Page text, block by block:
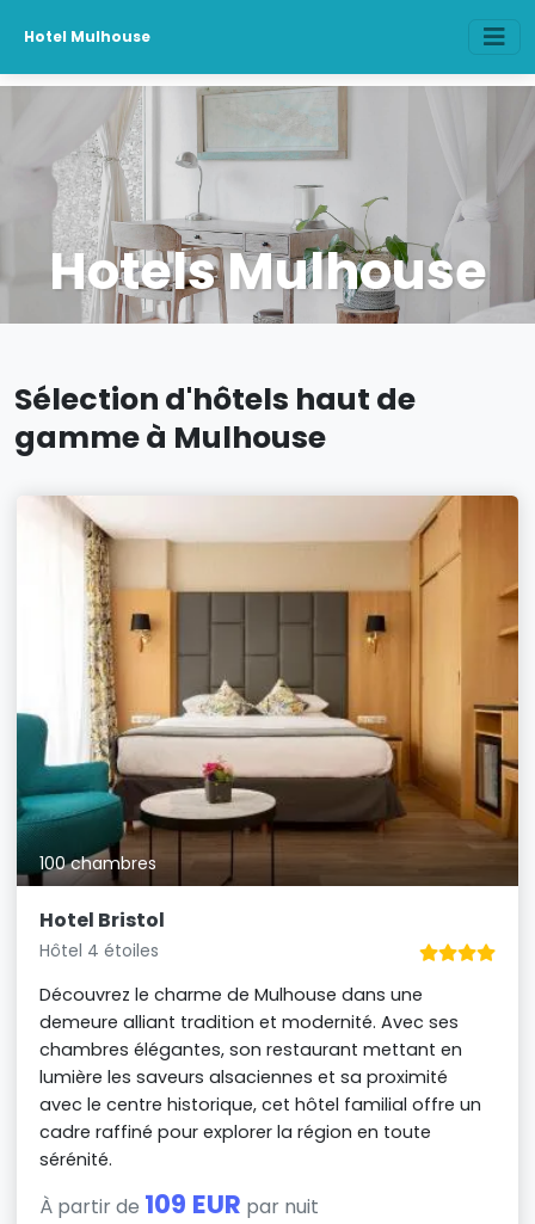
Hotel Mulhouse
Hotels Mulhouse
Sélection d'hôtels haut de
gamme à Mulhouse
100 chambres
Hotel Bristol
Hôtel 4 étoiles
Découvrez le charme de Mulhouse dans une
demeure alliant tradition et modernité. Avec ses
chambres élégantes, son restaurant mettant en
lumière les saveurs alsaciennes et sa proximité
avec le centre historique, cet hôtel familial offre un
cadre raffiné pour explorer la région en toute
sérénité.
À partir de 109 EUR par nuit